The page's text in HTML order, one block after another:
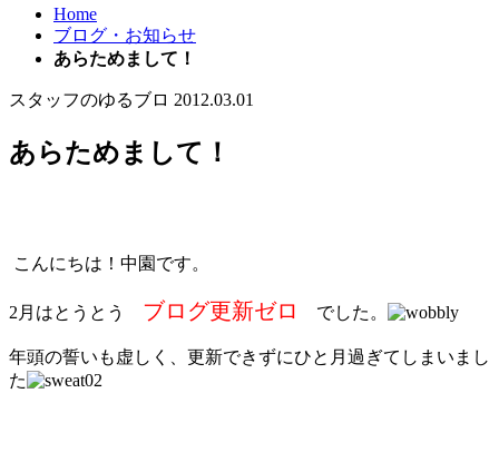
Home
ブログ・お知らせ
あらためまして！
スタッフのゆるブロ 2012.03.01
あらためまして！
こんにちは！中園です。
2月はとうとう ブログ更新ゼロ でした。
年頭の誓いも虚しく、更新できずにひと月過ぎてしまいまし
た